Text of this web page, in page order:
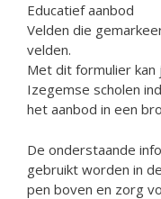
Educatief aanbod
Velden die
velden.
Met dit formulier
Izegemse scholen
het aanbod in een
De onderstaande
gebruikt worden in
pen boven en zorg